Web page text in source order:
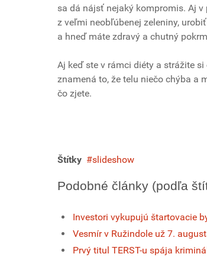
sa dá nájsť nejaký kompromis. Aj v
z veľmi neobľúbenej zeleniny,
a hneď máte zdravý a chutný
Aj keď ste v rámci diéty a strážite
znamená to, že telu niečo chýba a
čo zjete.
Štítky slideshow
Podobné články (podľa
Investori vykupujú štartovacie
Vesmír v Ružindole už 7.
Prvý titul TERST-u spája